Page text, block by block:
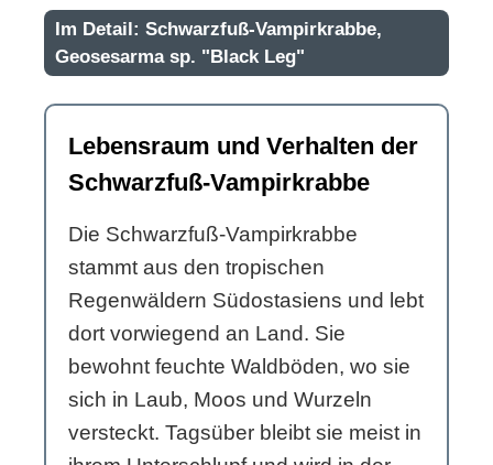
Im Detail: Schwarzfuß-Vampirkrabbe,
Geosesarma sp. "Black Leg"
Lebensraum und Verhalten der
Schwarzfuß-Vampirkrabbe
Die Schwarzfuß-Vampirkrabbe
stammt aus den tropischen
Regenwäldern Südostasiens und lebt
dort vorwiegend an Land. Sie
bewohnt feuchte Waldböden, wo sie
sich in Laub, Moos und Wurzeln
versteckt. Tagsüber bleibt sie meist in